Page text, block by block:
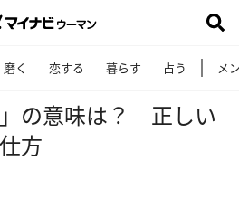
磨く 恋する 暮らす 占う メ
」の意味は？ 正しい
方